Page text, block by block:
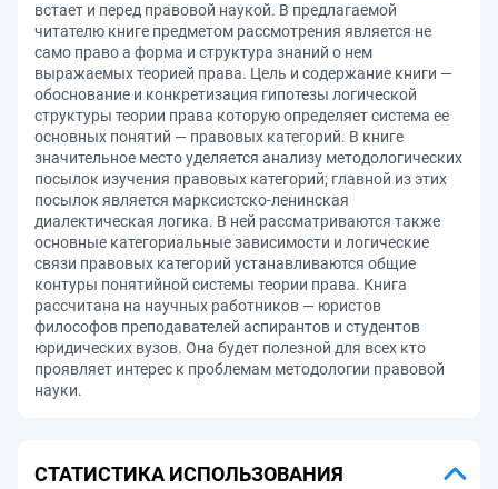
встает и перед правовой наукой. В предлагаемой
читателю книге предметом рассмотрения является не
само право а форма и структура знаний о нем
выражаемых теорией права. Цель и содержание книги —
обоснование и конкретизация гипотезы логической
структуры теории права которую определяет система ее
основных понятий — правовых категорий. В книге
значительное место уделяется анализу методологических
посылок изучения правовых категорий; главной из этих
посылок является марксистско-ленинская
диалектическая логика. В ней рассматриваются также
основные категориальные зависимости и логические
связи правовых категорий устанавливаются общие
контуры понятийной системы теории права. Книга
рассчитана на научных работников — юристов
философов преподавателей аспирантов и студентов
юридических вузов. Она будет полезной для всех кто
проявляет интерес к проблемам методологии правовой
науки.
СТАТИСТИКА ИСПОЛЬЗОВАНИЯ